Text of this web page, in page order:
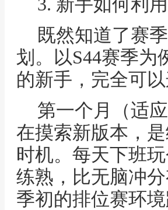
既然知道了赛
划。以S44赛季为
的新手，完全可
第一个月（适
在摸索新版本，
时机。每天下班
练熟，比无脑冲
季初的排位赛环